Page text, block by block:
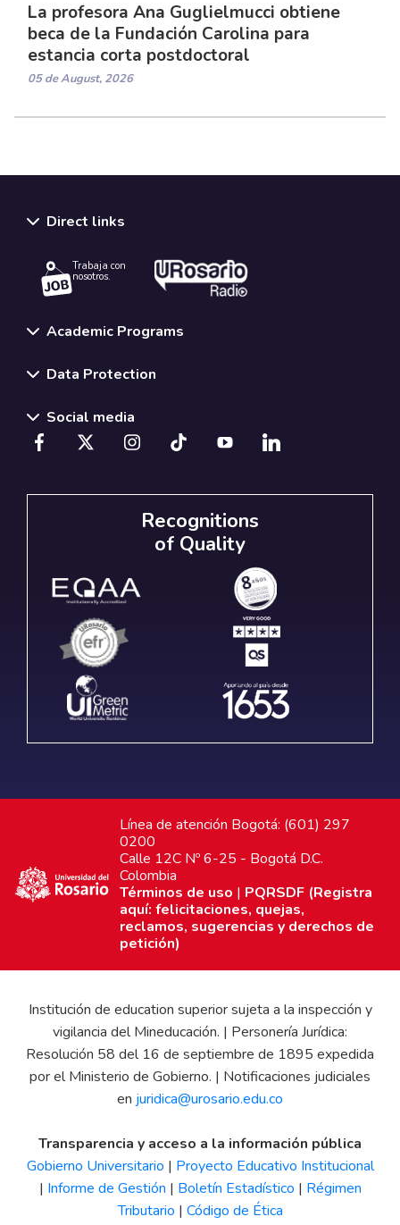
La profesora Ana Guglielmucci obtiene
beca de la Fundación Carolina para
estancia corta postdoctoral
05 de August, 2026
Direct links
Trabaja con
nosotros.
Academic Programs
Data Protection
Social media
Recognitions
of Quality
Línea de atención Bogotá: (601) 297
0200
Calle 12C Nº 6-25 - Bogotá D.C.
Colombia
Términos de uso | PQRSDF (Registra
aquí: felicitaciones, quejas,
reclamos, sugerencias y derechos de
petición)
Institución de education superior sujeta a la inspección y
vigilancia del Mineducación. | Personería Jurídica:
Resolución 58 del 16 de septiembre de 1895 expedida
por el Ministerio de Gobierno. | Notificaciones judiciales
en juridica@urosario.edu.co
Transparencia y acceso a la información pública
Gobierno Universitario | Proyecto Educativo Institucional
| Informe de Gestión | Boletín Estadístico | Régimen
Tributario | Código de Ética